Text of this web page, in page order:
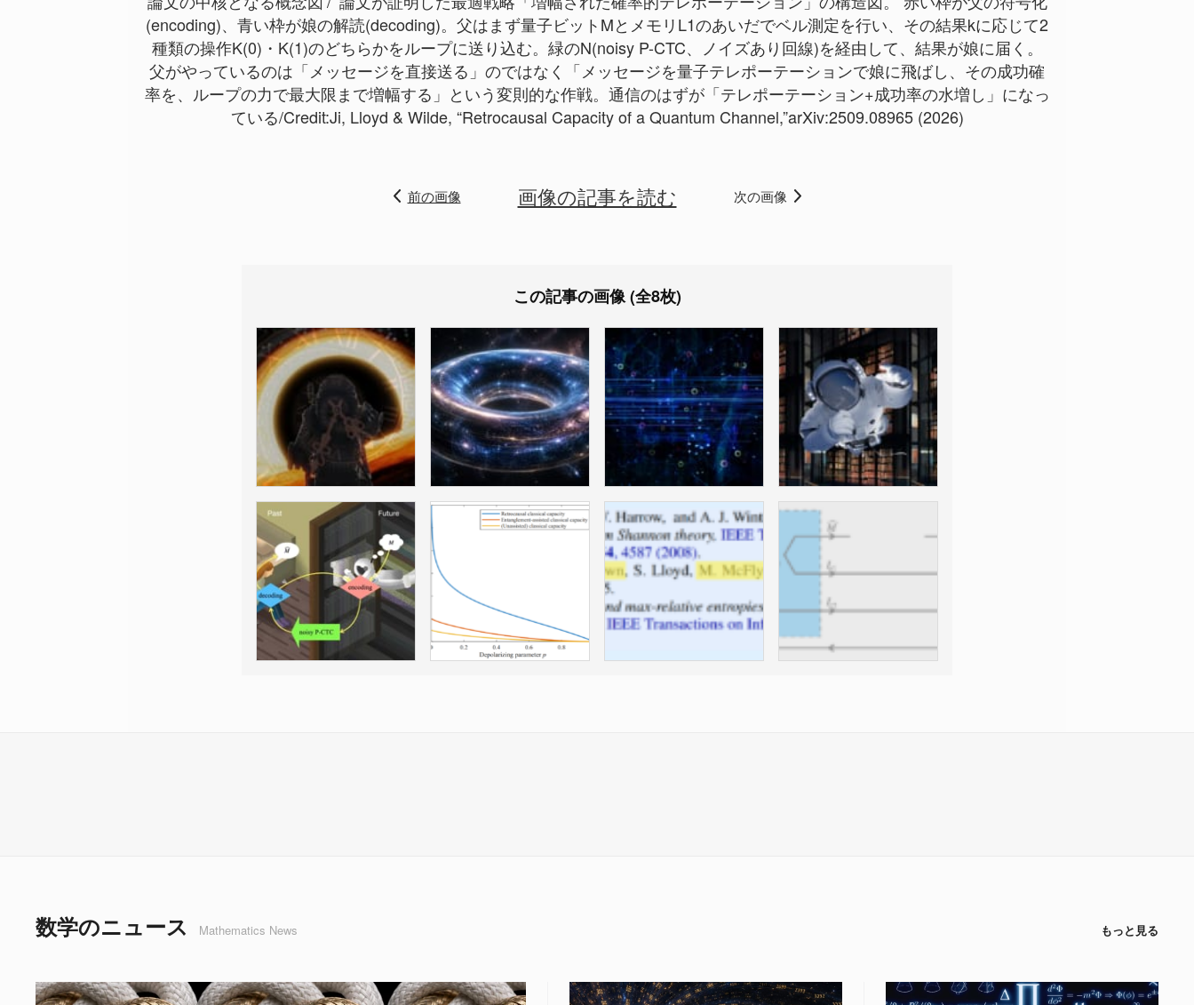
(encoding)、青い枠が娘の解読(decoding)。父はまず量子ビットMとメモリL1のあいだでベル測定を行い、その結果kに応じて2
種類の操作K(0)・K(1)のどちらかをループに送り込む。緑のN(noisy P-CTC、ノイズあり回線)を経由して、結果が娘に届く。
父がやっているのは「メッセージを直接送る」のではなく「メッセージを量子テレポーテーションで娘に飛ばし、その成功確
率を、ループの力で最大限まで増幅する」という変則的な作戦。通信のはずが「テレポーテーション+成功率の水増し」になっ
ている/Credit:Ji, Lloyd & Wilde, “Retrocausal Capacity of a Quantum Channel,”arXiv:2509.08965 (2026)
前の画像 画像の記事を読む 次の画像
この記事の画像 (全8枚)
数学のニュース Mathematics News もっと見る